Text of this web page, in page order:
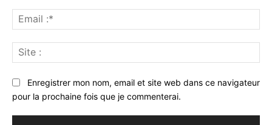
:*
:
Enregistrer mon nom, email et site web dans ce navigateur
pour la prochaine fois que je commenterai.